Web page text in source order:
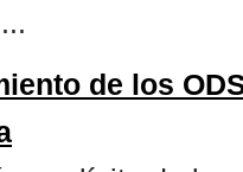
de los